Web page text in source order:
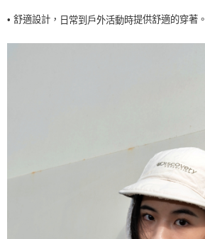
每筆NT$80，滿NT$990(含以上)免運費
• 舒適設計 ， 日常到戶外活動時提供舒適的穿著。